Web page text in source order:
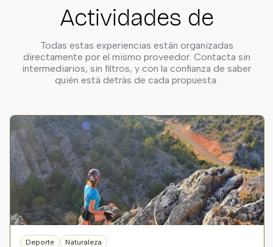
Actividades de
Todas estas experiencias están organizadas
directamente por el mismo proveedor. Contacta sin
intermediarios, sin filtros, y con la confianza de saber
quién está detrás de cada propuesta.
Deporte Naturaleza